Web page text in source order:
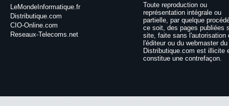
LeMondeInformatique.fr
Distributique.com
CIO-Online.com
Reseaux-Telecoms.net
Toute reproduction ou
représentation intégrale ou
partielle, par quelque
ce soit, des pages publiées
site, faite sans l'autorisation
l'éditeur ou du webmaster
Distributique.com est illicite
constitue une contrefaçon.